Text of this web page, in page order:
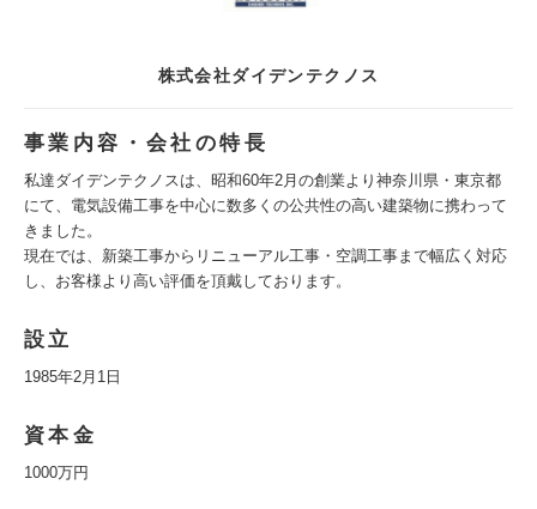
株式会社ダイデンテクノス
事業内容・会社の特長
私達ダイデンテクノスは、昭和60年2月の創業より神奈川県・東京都
にて、電気設備工事を中心に数多くの公共性の高い建築物に携わって
きました。
現在では、新築工事からリニューアル工事・空調工事まで幅広く対応
し、お客様より高い評価を頂戴しております。
設立
1985年2月1日
資本金
1000万円